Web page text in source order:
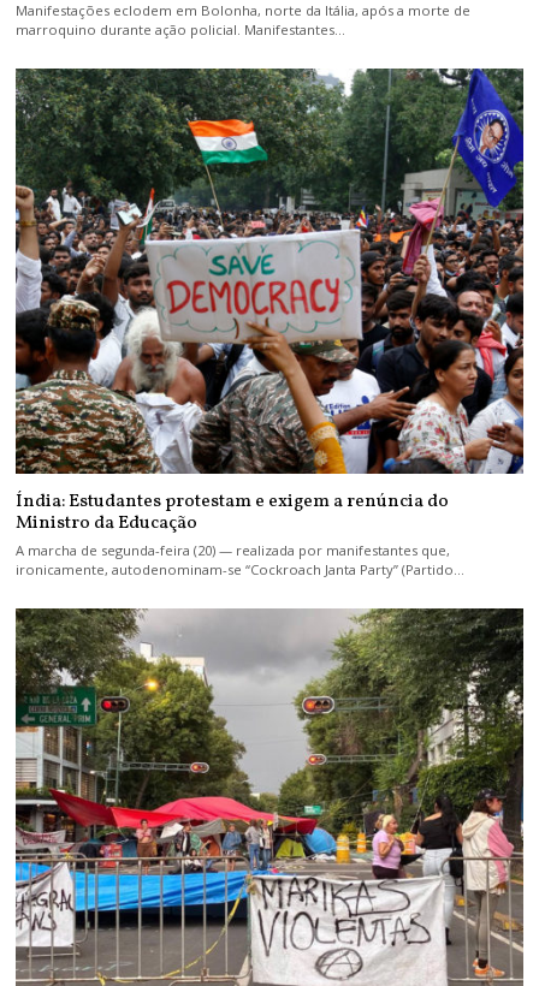
Manifestações eclodem em Bolonha, norte da Itália, após a morte de
marroquino durante ação policial. Manifestantes…
Índia: Estudantes protestam e exigem a renúncia do
Ministro da Educação
A marcha de segunda-feira (20) — realizada por manifestantes que,
ironicamente, autodenominam-se “Cockroach Janta Party” (Partido…